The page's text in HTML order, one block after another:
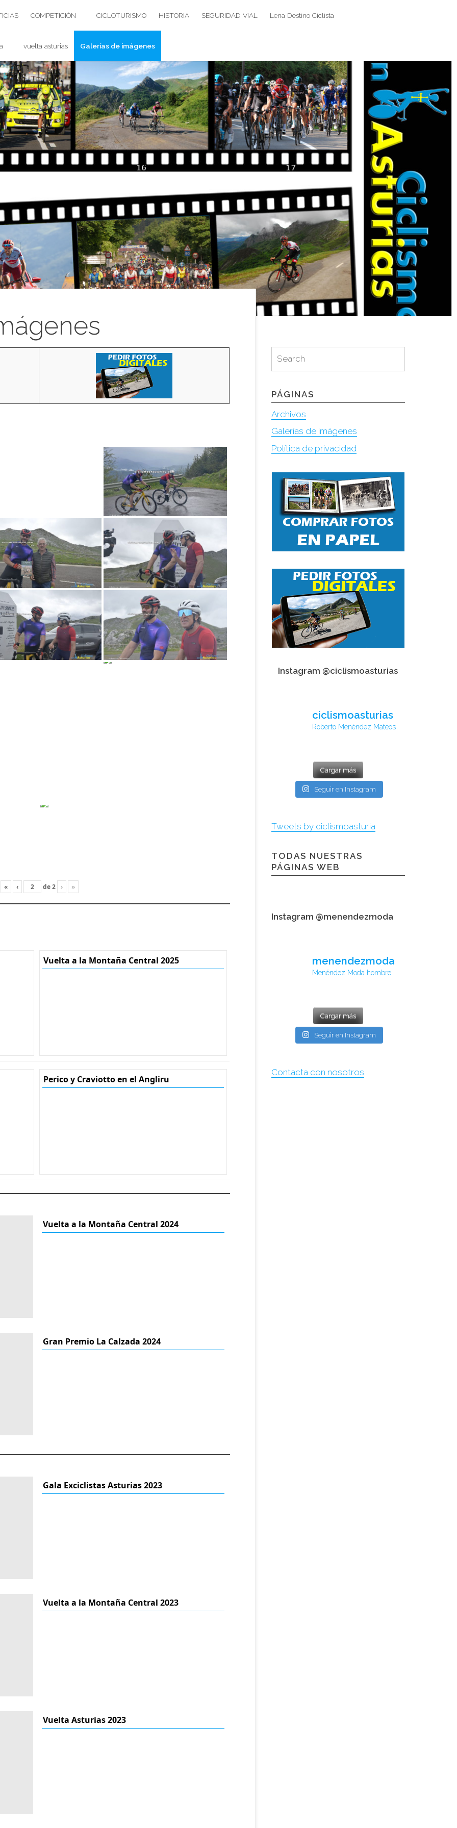
COMPETICIÓN CICLOTURISMO HISTORIA SEGURIDAD VIAL Lena Destino Ciclista
vuelta asturias Galerías de imágenes
« ‹ de2 › »
Vuelta a la Montaña Central 2025
Perico y Craviotto en el Angliru
Vuelta a la Montaña Central 2024
Gran Premio La Calzada 2024
Gala Exciclistas Asturias 2023
Vuelta a la Montaña Central 2023
Vuelta Asturias 2023
for:
Search
PÁGINAS
Archivos
Galerías de imágenes
Política de privacidad
Instagram @ciclismoasturias
ciclismoasturias
Roberto Menéndez Mateos
Cargar más
Seguir en Instagram
Tweets by ciclismoasturia
TODAS NUESTRAS
PÁGINAS WEB
Instagram @menendezmoda
menendezmoda
Menéndez Moda hombre
Cargar más
Seguir en Instagram
Contacta con nosotros